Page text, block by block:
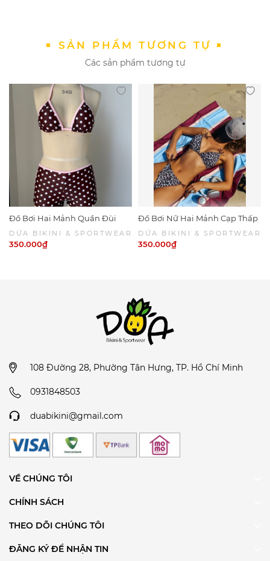
SẢN PHẨM TƯƠNG TỰ
Các sản phẩm tương tự
Đồ Bơi Hai Mảnh Quần Đùi
Chấm Bi Viền Hồng
DỨA BIKINI & SPORTWEAR
350.000₫
Đồ Bơi Nữ Hai Mảnh Cạp Thấp
Da Beo Phối Nâu Sexy | DỨA
BIKINI & SPORTWEAR
DỨA BIKINI & SPORTWEAR
350.000₫
108 Đường 28, Phường Tân Hưng, TP. Hồ Chí Minh
0931848503
duabikini@gmail.com
VỀ CHÚNG TÔI
CHÍNH SÁCH
THEO DÕI CHÚNG TÔI
ĐĂNG KÝ ĐỂ NHẬN TIN